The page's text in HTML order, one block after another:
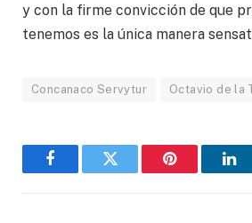
y con la firme convicción de que
tenemos es la única manera
Concanaco Servytur Octavio de la
FacebookGorjeo Pinterest